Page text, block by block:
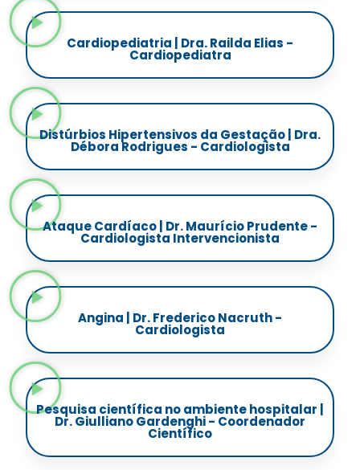
Cardiopediatria | Dra. Railda Elias -
Cardiopediatra
Distúrbios Hipertensivos da Gestação | Dra.
Débora Rodrigues - Cardiologista
Ataque Cardíaco | Dr. Maurício Prudente -
Cardiologista Intervencionista
Angina | Dr. Frederico Nacruth -
Cardiologista
Pesquisa científica no ambiente hospitalar |
Dr. Giulliano Gardenghi - Coordenador
Científico